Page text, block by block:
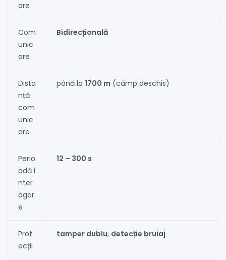
are
Com
unic
are
Bidirecțională
Dista
nță
com
unic
are
până la 1700 m (câmp deschis)
Perio
adă i
nter
ogar
e
12 – 300 s
Prot
ecții
tamper dublu, detecție bruiaj